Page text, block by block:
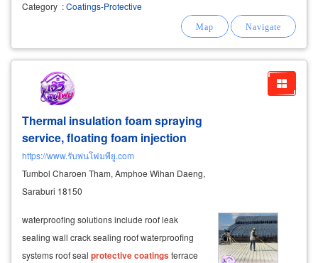
Category :Coatings-Protective
Thermal insulation foam spraying
service, floating foam injection
https://www.รับพ่นโฟมพียู.com
Tumbol Charoen Tham, Amphoe Wihan Daeng,
Saraburi 18150
waterproofing solutions include roof leak
sealing wall crack sealing roof waterproofing
systems roof seal protectivecoatingsterrace